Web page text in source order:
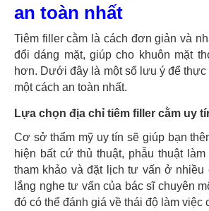
an toàn nhất
Tiêm filler cằm là cách đơn giản và
đổi dáng mặt, giúp cho khuôn mặt
hơn. Dưới đây là một số lưu ý để
một cách an toàn nhất.
Lựa chọn địa chỉ tiêm filler cằm uy
Cơ sở thẩm mỹ uy tín sẽ giúp bạn
hiện bất cứ thủ thuật, phẫu thuật
tham khảo và đặt lịch tư vấn ở nhiều
lắng nghe tư vấn của bác sĩ chuyên
đó có thể đánh giá về thái độ làm việc